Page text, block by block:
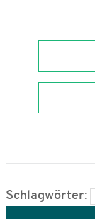
Schlagwörter: